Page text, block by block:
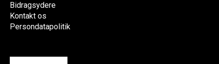
Bidragsydere
Kontakt os
Persondatapolitik